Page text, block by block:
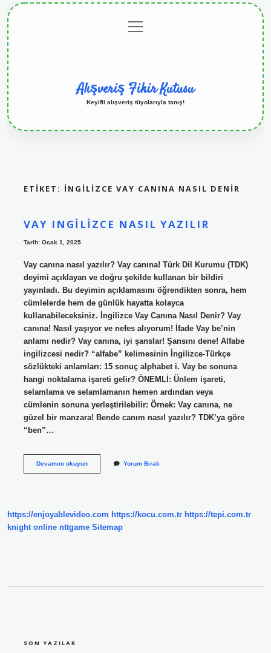
menüyü
aç
Alışveriş Fikir Kutusu
Keyifli alışveriş tüyolarıyla tanış!
ETIKET: İNGILIZCE VAY CANINA NASIL DENIR
VAY INGILIZCE NASIL YAZILIR
Tarih: Ocak 1, 2025
Vay canına nasıl yazılır? Vay canına! Türk Dil Kurumu (TDK)
deyimi açıklayan ve doğru şekilde kullanan bir bildiri
yayınladı. Bu deyimin açıklamasını öğrendikten sonra, hem
cümlelerde hem de günlük hayatta kolayca
kullanabileceksiniz. İngilizce Vay Canına Nasıl Denir? Vay
canına! Nasıl yaşıyor ve nefes alıyorum! İfade Vay be’nin
anlamı nedir? Vay canına, iyi şanslar! Şansını dene! Alfabe
ingilizcesi nedir? “alfabe” kelimesinin İngilizce-Türkçe
sözlükteki anlamları: 15 sonuç alphabet i. Vay be sonuna
hangi noktalama işareti gelir? ÖNEMLİ: Ünlem işareti,
selamlama ve selamlamanın hemen ardından veya
cümlenin sonuna yerleştirilebilir: Örnek: Vay canına, ne
güzel bir manzara! Bende canım nasıl yazılır? TDK’ya göre
“ben”…
Devamını okuyunVay
Yorum Bırak
https://enjoyablevideo.com https://kocu.com.tr https://tepi.com.tr
knight online nttgame Sitemap
SON YAZILAR